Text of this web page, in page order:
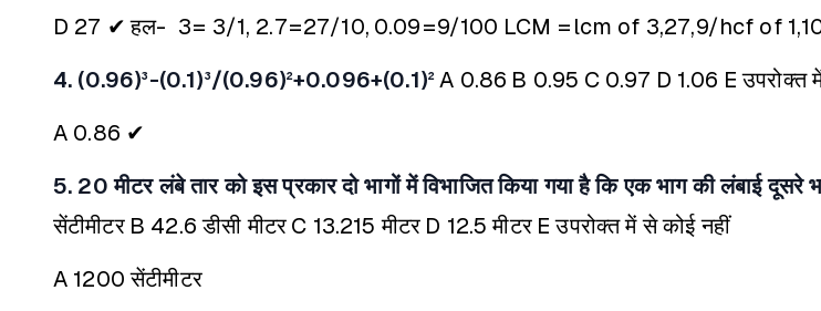
D 27 ✔ हल- 3= 3/1, 2.7=27/10, 0.09=9/100 LCM =lcm of 3,27,9/hcf of
4. (0.96)³-(0.1)³/(0.96)²+0.096+(0.1)² A 0.86 B 0.95 C 0.97 D 1.06 E उपरोक्त
A 0.86 ✔
5. 20 मीटर लंबे तार को इस प्रकार दो भागों में विभाजित किया गया है कि एक भाग की लंबाई
सेंटीमीटर B 42.6 डीसी मीटर C 13.215 मीटर D 12.5 मीटर E उपरोक्त में से कोई नहीं
A 1200 सेंटीमीटर